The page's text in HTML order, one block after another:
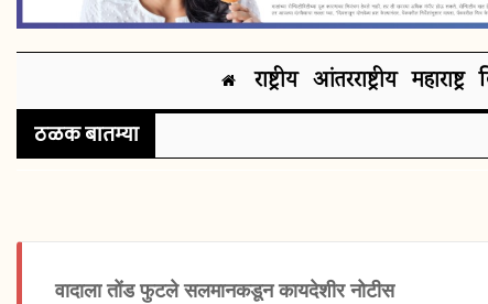
राष्ट्रीय आंतरराष्ट्रीय महाराष्ट्र
ठळक बातम्या
वादाला तोंड फुटले सलमानकडून कायदेशीर नोटीस